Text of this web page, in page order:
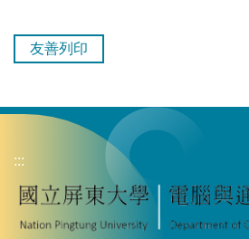
友善列印
:::